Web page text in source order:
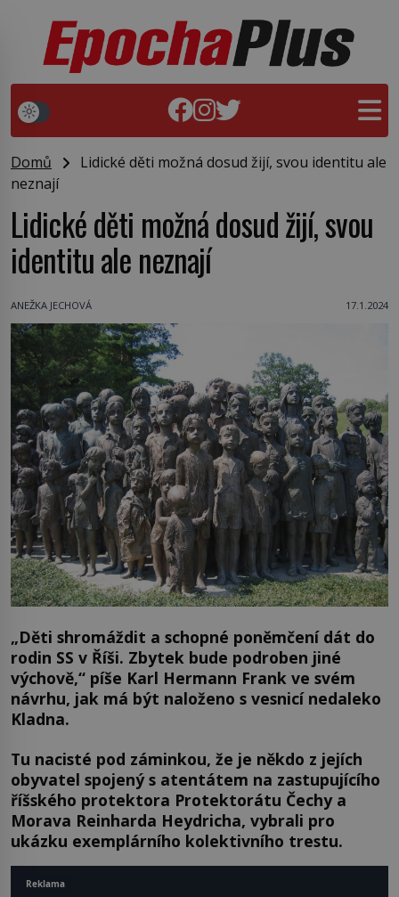
Domů
Lidické děti možná dosud žijí, svou identitu ale
neznají
Lidické děti možná dosud žijí, svou
identitu ale neznají
ANEŽKA JECHOVÁ 17.1.2024
„Děti shromáždit a schopné poněmčení dát do
rodin SS v Říši. Zbytek bude podroben jiné
výchově,“ píše Karl Hermann Frank ve svém
návrhu, jak má být naloženo s vesnicí nedaleko
Kladna.
Tu nacisté pod záminkou, že je někdo z jejích
obyvatel spojený s atentátem na zastupujícího
říšského protektora Protektorátu Čechy a
Morava Reinharda Heydricha, vybrali pro
ukázku exemplárního kolektivního trestu.
Reklama